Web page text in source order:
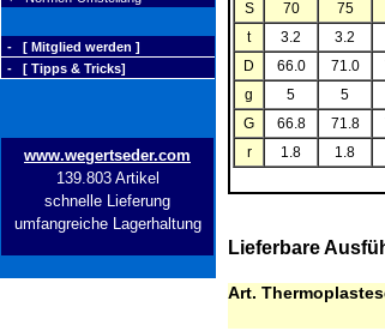
- [ Mitglied werden ]
- [ Tipps & Tricks]
www.wegertseder.com
139.803 Artikel
schnelle Lieferung
umfangreiche Lagerhaltung
S
70 75
t
3.2 3.2
D
66.0 71.0
g
5 5
G
66.8 71.8
r
1.8 1.8
Lieferbare
Art.